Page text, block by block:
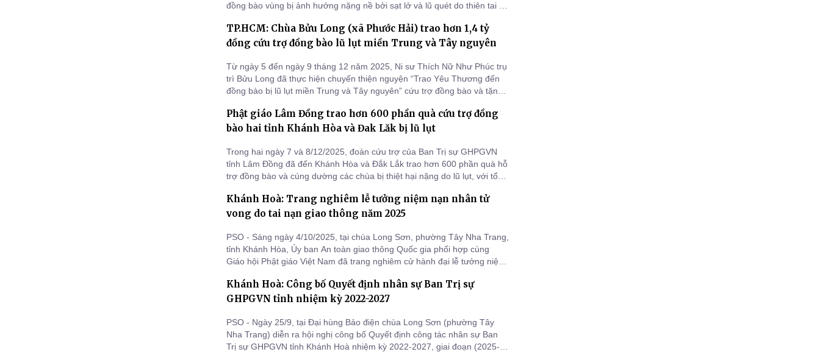
đồng bào vùng bị ảnh hưởng nặng nề bởi sạt lở và lũ quét do thiên tai tại
TP.HCM: Chùa Bửu Long (xã Phước Hải) trao hơn 1,4 tỷ
đồng cứu trợ đồng bào lũ lụt miền Trung và Tây nguyên
Từ ngày 5 đến ngày 9 tháng 12 năm 2025, Ni sư Thích Nữ Như Phúc trụ
trì Bửu Long đã thực hiện chuyến thiện nguyện “Trao Yêu Thương đến
đồng bào bị lũ lụt miền Trung và Tây nguyên” cứu trợ đồng bào và tặng
phí 1 tỷ 417 triệu 900 ngàn đồng.
Phật giáo Lâm Đồng trao hơn 600 phần quà cứu trợ đồng
bào hai tỉnh Khánh Hòa và Đak Lăk bị lũ lụt
Trong hai ngày 7 và 8/12/2025, đoàn cứu trợ của Ban Trị sự GHPGVN
tỉnh Lâm Đồng đã đến Khánh Hòa và Đắk Lắk trao hơn 600 phần quà hỗ
trợ đồng bào và cúng dường các chùa bị thiệt hại nặng do lũ lụt, với tổng
Khánh Hoà: Trang nghiêm lễ tưởng niệm nạn nhân tử
vong do tai nạn giao thông năm 2025
PSO - Sáng ngày 4/10/2025, tại chùa Long Sơn, phường Tây Nha Trang,
tỉnh Khánh Hòa, Ủy ban An toàn giao thông Quốc gia phối hợp cùng
Giáo hội Phật giáo Việt Nam đã trang nghiêm cử hành đại lễ tưởng niệm,
Khánh Hoà: Công bố Quyết định nhân sự Ban Trị sự
GHPGVN tỉnh nhiệm kỳ 2022-2027
PSO - Ngày 25/9, tại Đại hùng Bảo điện chùa Long Sơn (phường Tây
Nha Trang) diễn ra hội nghị công bố Quyết định công tác nhân sự Ban
Trị sự GHPGVN tỉnh Khánh Hoà nhiệm kỳ 2022-2027, giai đoạn (2025-